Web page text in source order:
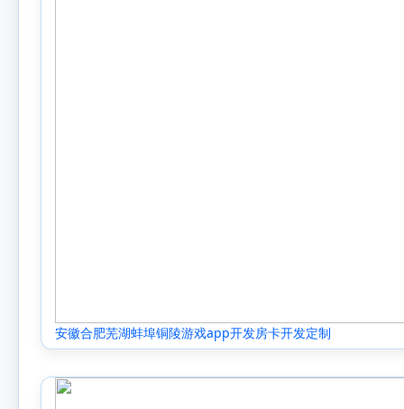
安徽合肥芜湖蚌埠铜陵游戏app开发房卡开发定制